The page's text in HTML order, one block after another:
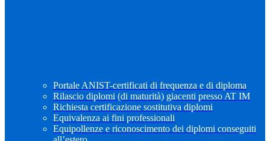
Portale ANIST-certificati di frequenza e di diploma
Rilascio diplomi (di maturità) giacenti presso AT IM
Richiesta certificazione sostitutiva diplomi
Equivalenza ai fini professionali
Equipollenze e riconoscimento dei diplomi conseguiti